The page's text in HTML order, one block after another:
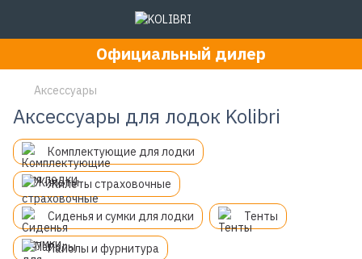
Официальный дилер
Аксессуары
Аксессуары для лодок Kolibri
Комплектующие для лодки
Жилеты страховочные
Сиденья и сумки для лодки Тенты
Пайолы и фурнитура